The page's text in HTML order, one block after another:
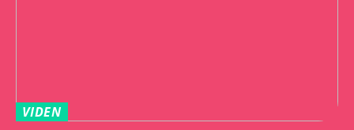
VIDEN